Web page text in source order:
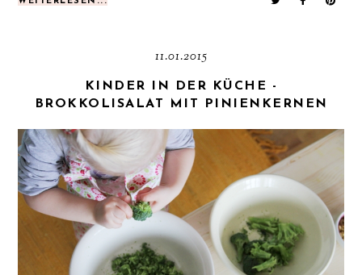
11.01.2015
KINDER IN DER KÜCHE -
BROKKOLISALAT MIT PINIENKERNEN